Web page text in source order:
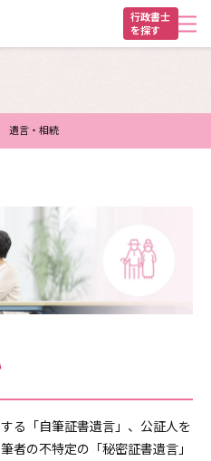
行政書士
を探す
遺言・相続
る「自筆証書遺言」、公証人を
者の不特定の「秘密証書遺言」